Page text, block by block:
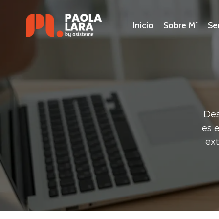
contenido
Inicio Sobre Mí
es